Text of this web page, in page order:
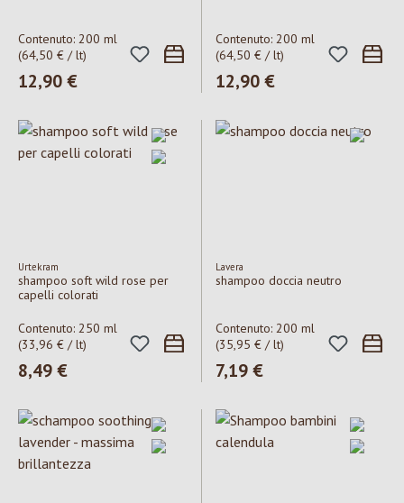
Contenuto: 200 ml
(64,50 € / lt)
Prezzo normale:
12,90 €
Contenuto: 200 ml
(64,50 € / lt)
Prezzo normale:
12,90 €
Urtekram
shampoo soft wild rose per
capelli colorati
Contenuto: 250 ml
(33,96 € / lt)
Prezzo normale:
8,49 €
Lavera
shampoo doccia neutro
Contenuto: 200 ml
(35,95 € / lt)
Prezzo normale:
7,19 €